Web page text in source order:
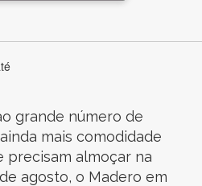
grande número de
mais comodidade
precisam almoçar na
agosto, o Madero em